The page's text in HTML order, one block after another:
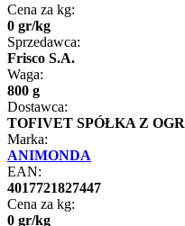
Cena za kg:
0 gr/kg
Sprzedawca:
Frisco S.A.
Waga:
800 g
Dostawca:
TOFIVET SPÓŁKA Z OGR
Marka:
ANIMONDA
EAN:
4017721827447
Cena za kg:
0 gr/kg